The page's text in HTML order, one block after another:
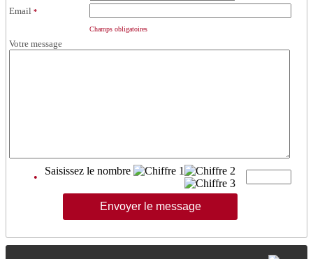
Email *
Champs obligatoires
Votre message
•
Saisissez le nombre